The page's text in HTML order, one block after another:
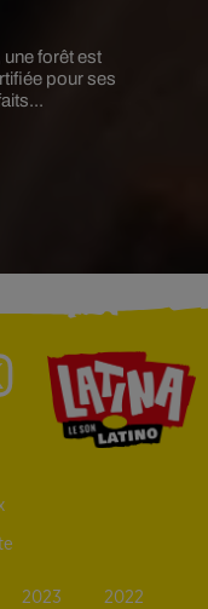
forêt est
pour ses
2023 2022